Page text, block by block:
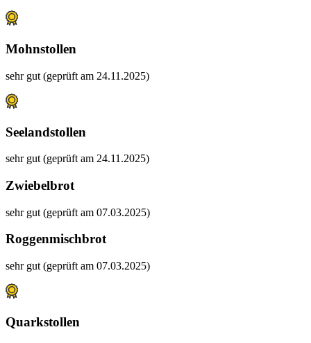
Mohnstollen
sehr gut (geprüft am 24.11.2025)
Seelandstollen
sehr gut (geprüft am 24.11.2025)
Zwiebelbrot
sehr gut (geprüft am 07.03.2025)
Roggenmischbrot
sehr gut (geprüft am 07.03.2025)
Quarkstollen